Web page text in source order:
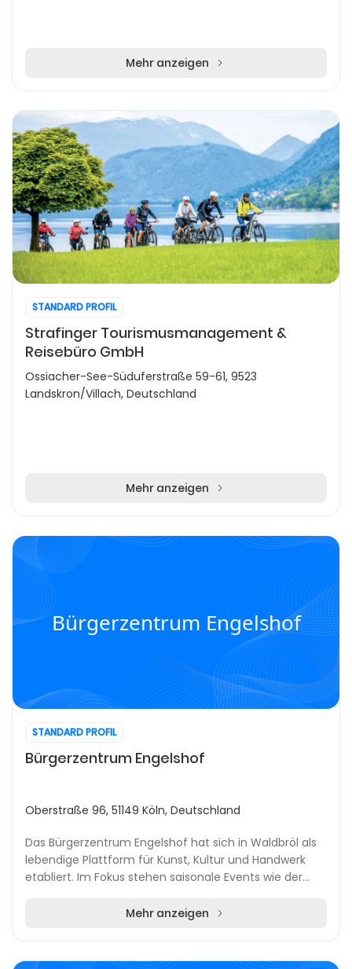
Mehr anzeigen
STANDARD PROFIL
Strafinger Tourismusmanagement &
Reisebüro GmbH
Ossiacher-See-Süduferstraße 59-61, 9523
Landskron/Villach, Deutschland
Mehr anzeigen
Bürgerzentrum Engelshof
STANDARD PROFIL
Bürgerzentrum Engelshof
Oberstraße 96, 51149 Köln, Deutschland
Das Bürgerzentrum Engelshof hat sich in Waldbröl als
lebendige Plattform für Kunst, Kultur und Handwerk
etabliert. Im Fokus stehen saisonale Events wie der
Mehr anzeigen